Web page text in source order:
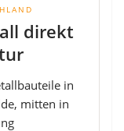
direkt
in
mitten in